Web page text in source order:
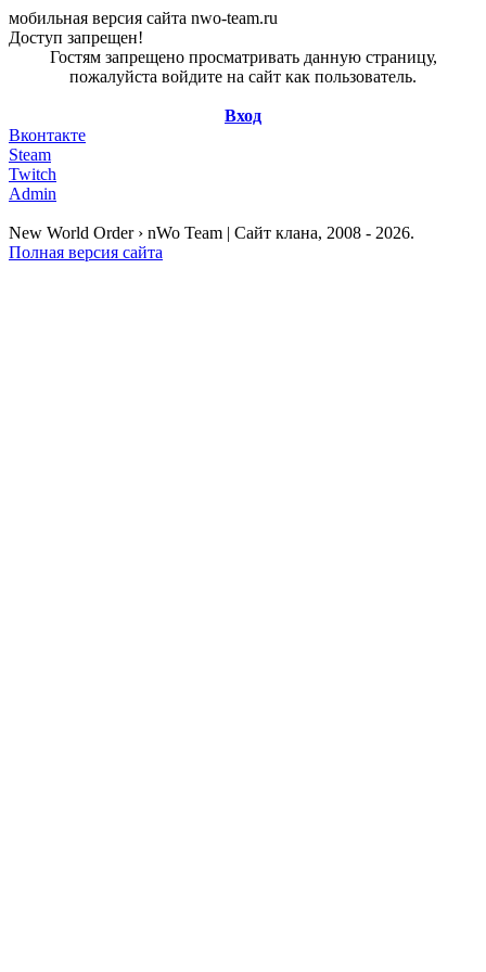
мобильная версия сайта nwo-team.ru
Доступ запрещен!
Гостям запрещено просматривать данную страницу,
пожалуйста войдите на сайт как пользователь.
Вход
Вконтакте
Steam
Twitch
Admin
New World Order › nWo Team | Сайт клана, 2008 - 2026.
Полная версия сайта